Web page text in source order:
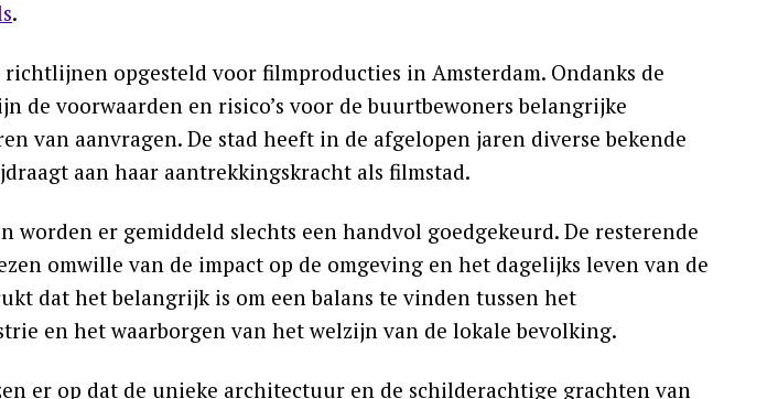
.
opgesteld voor filmproducties in Amsterdam. Ondanks de
de voorwaarden en risico’s voor de buurtbewoners belangrijke
van aanvragen. De stad heeft in de afgelopen jaren diverse bekende
aan haar aantrekkingskracht als filmstad.
worden er gemiddeld slechts een handvol goedgekeurd. De resterende
omwille van de impact op de omgeving en het dagelijks leven van de
dat het belangrijk is om een balans te vinden tussen het
en het waarborgen van het welzijn van de lokale bevolking.
er op dat de unieke architectuur en de schilderachtige grachten van